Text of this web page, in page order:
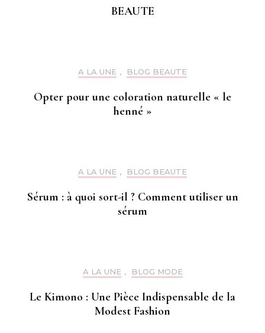
BEAUTE
A LA UNE , BLOG BEAUTE
Opter pour une coloration naturelle « le
henné »
A LA UNE , BLOG BEAUTE
Sérum : à quoi sort-il ? Comment utiliser un
sérum
A LA UNE , BLOG MODE
Le Kimono : Une Pièce Indispensable de la
Modest Fashion